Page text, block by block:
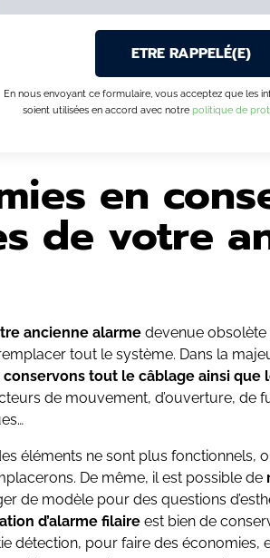
En nous envoyant ce formulaire, vous acceptez que les
soient utilisées en accord avec notre politique de
en
de votre
ancienne alarmedevenue obsolète
tout le système. Dans la
conservons tout le câblage ainsi que
de mouvement, d’ouverture, de
éléments ne sont plus fonctionnels,
De même, il est possible de
de modèle pour des questions
d’alarme filaireest bien de
détection, pour faire des économies,